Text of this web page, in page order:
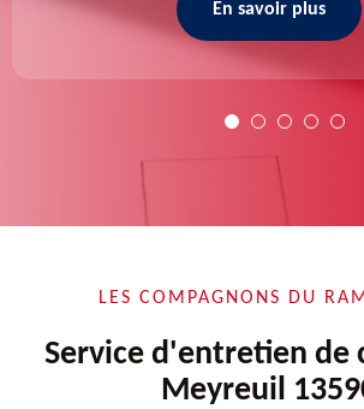
En savoir plus
LES COMPAGNONS DU
Service d'entretien de
Meyreuil